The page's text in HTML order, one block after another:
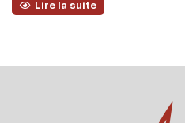
Lire la suite